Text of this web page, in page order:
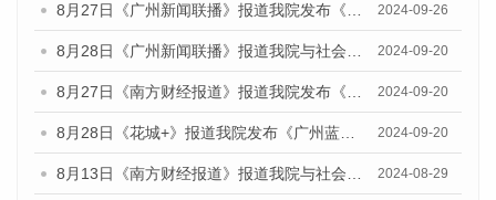
8月27日《广州新闻联播》报道我院发布《广州蓝皮书：广州创新型城市发展报告（2024）》的视频采访 2024-09-26
8月28日《广州新闻联播》报道我院与社会科学文献出版社联合发布《广州蓝皮书：广州城市国际化发展报告（2024）》的视频采访 2024-09-20
8月27日《南方财经报道》报道我院发布《广州蓝皮书：广州创新型城市发展报告（2024）》的视频采访 2024-09-20
8月28日《花城+》报道我院发布《广州蓝皮书：广州城市国际化发展报告（2024）》的视频采访 2024-09-20
8月13日《南方财经报道》报道我院与社会科学文献出版社联合发布的《广州蓝皮书：广州国际商贸中心发展报告（2024）》视频采访 2024-08-29